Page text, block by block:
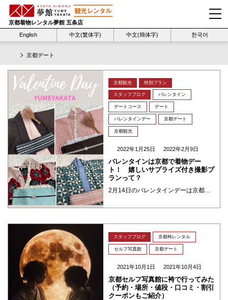
京都着物レンタル夢館 五条店
English
中文(繁体字) 中文(簡体字) 한국어
京都デート
京都観光 特別プラン
スタッフブログ バレンタイン
デートコース デート
バレンタインデー 京都デート
京都観光
2022年1月25日 2022年2月9日
バレンタインは京都で着物デー
ト！ 嬉しいサプライズ付き撮影プ
ランって？
2月14日のバレンタインデーは京都で着物デートはいかがでしょうか？夢館おススメのリンクコーデやデートコース、そしてロケーション撮影プランとサプライズの花束オプションなどをご紹介します。
スタッフブログ 京都袴レンタル
セルフ写真館 京都デート
2021年10月1日 2021年10月4日
京都セルフ写真館に袴で行ってみた
（予約・場所・値段・口コミ・割引
クーポンもご紹介）